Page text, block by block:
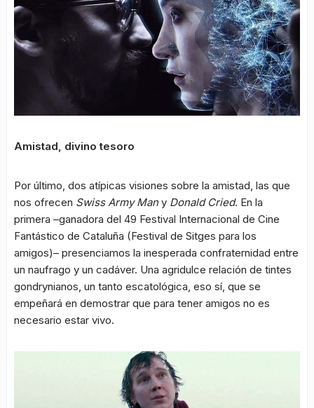
Amistad, divino tesoro
Por último, dos atípicas visiones sobre la amistad, las que
nos ofrecen Swiss Army Many Donald Cried. En la
primera –ganadora del 49 Festival Internacional de Cine
Fantástico de Cataluña (Festival de Sitges para los
amigos)– presenciamos la inesperada confraternidad entre
un naufrago y un cadáver. Una agridulce relación de tintes
gondrynianos, un tanto escatológica, eso sí, que se
empeñará en demostrar que para tener amigos no es
necesario estar vivo.